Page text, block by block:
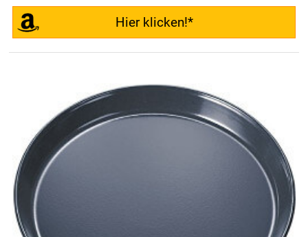
Hier klicken!*